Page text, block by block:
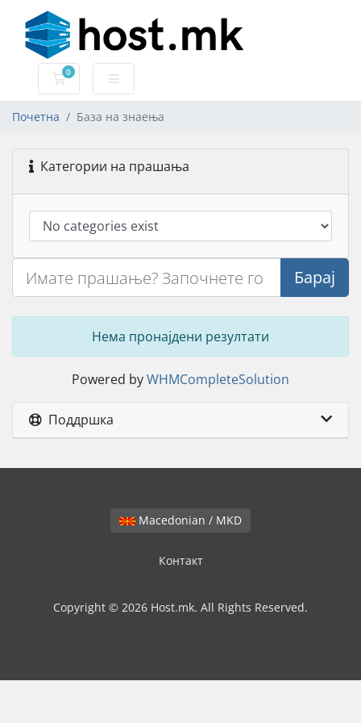
0
Потрошувачка кошничка
Почетна База на знаења
Категории на прашања
Барај
Нема пронајдени резултати
Powered byWHMCompleteSolution
Поддршка
Macedonian / MKD
Контакт
Copyright © 2026 Host.mk. All Rights Reserved.